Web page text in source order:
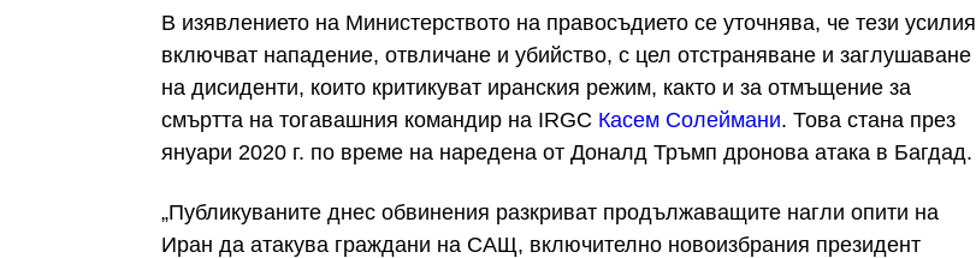
В изявлението на Министерството на правосъдието се уточнява, че тези усилия
включват нападение, отвличане и убийство, с цел отстраняване и заглушаване
на дисиденти, които критикуват иранския режим, както и за отмъщение за
смъртта на тогавашния командир на IRGC Касем Солеймани. Това стана през
януари 2020 г. по време на наредена от Доналд Тръмп дронова атака в Багдад.
„Публикуваните днес обвинения разкриват продължаващите нагли опити на
Иран да атакува граждани на САЩ, включително новоизбрания президент